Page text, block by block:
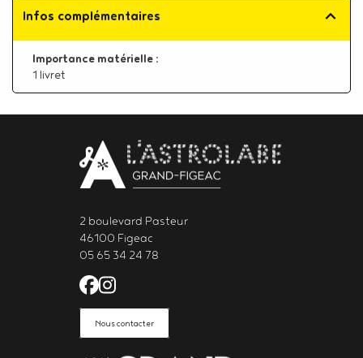
Infos complémentaires
Importance matérielle :
1 livret
2 boulevard Pasteur
46100 Figeac
05 65 34 24 78
Facebook de l'Astrolabe Grand
Instagram de l'Astrolabe Grand
Nous contacter